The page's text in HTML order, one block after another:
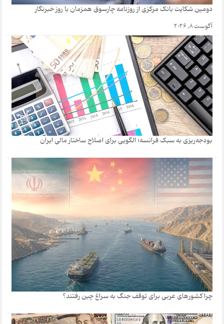
دومین شکایت بانک مرکزی از روزنامه چارسوق همزمان با روز خبرنگار
آگوست 8, 2026
بودجه‌ریزی به سبک فرانسه؛ الگویی برای اصلاح ساختار مالی ایران
چرا کشورهای عربی برای توقف جنگ به سراغ چین رفتند؟